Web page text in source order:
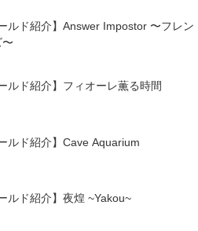
ルド紹介】Answer Impostor 〜フレン
〜
ルド紹介】フィオーレ薫る時間
ルド紹介】Cave Aquarium
ルド紹介】夜煌 ~Yakou~